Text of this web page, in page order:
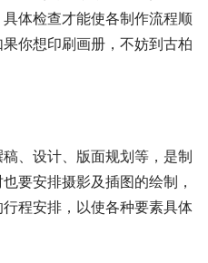
体检查才能使各制作流程顺
你想印刷画册，不妨到古柏
设计、版面规划等，是制
要安排摄影及插图的绘制，
程安排，以使各种要素具体